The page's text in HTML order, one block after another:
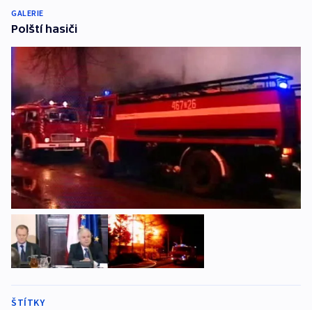
GALERIE
Polští hasiči
ŠTÍTKY